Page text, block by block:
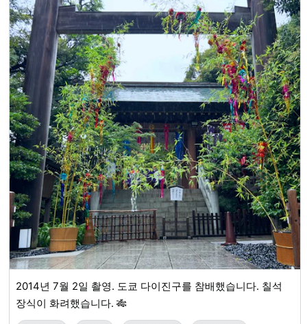
2014년 7월 2일 촬영. 도쿄 다이진구를 참배했습니다. 칠석
장식이 화려했습니다. 🎋